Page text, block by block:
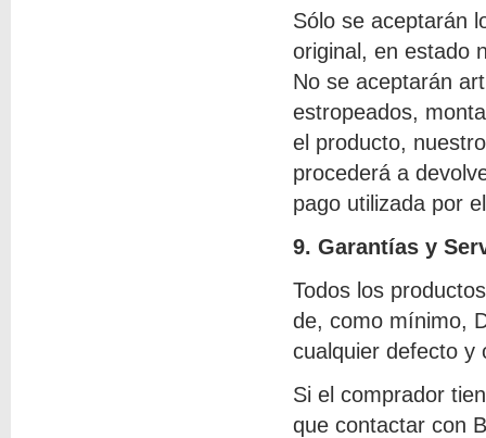
Sólo se aceptarán
original, en estado
No se aceptarán
estropeados,
el producto,
procederá a
pago utilizada por
9. Garantías y
Todos los
de, como mínimo,
cualquier defecto y
Si el comprador
que contactar con